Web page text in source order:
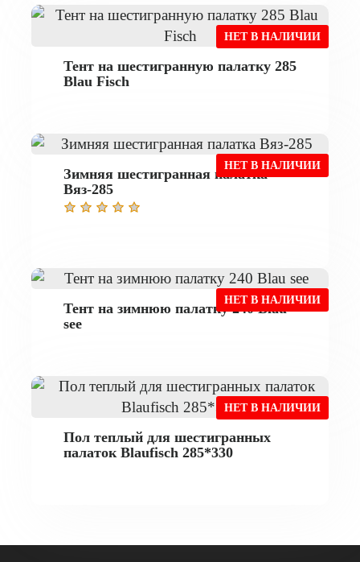
НЕТ В НАЛИЧИИ
Тент на шестигранную палатку 285
Blau Fisch
НЕТ В НАЛИЧИИ
Зимняя шестигранная палатка
Вяз-285
НЕТ В НАЛИЧИИ
Тент на зимнюю палатку 240 Blau
see
НЕТ В НАЛИЧИИ
Пол теплый для шестигранных
палаток Blaufisch 285*330